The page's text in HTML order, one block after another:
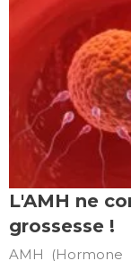
L'AMH ne
grossesse !
AMH (Hormone